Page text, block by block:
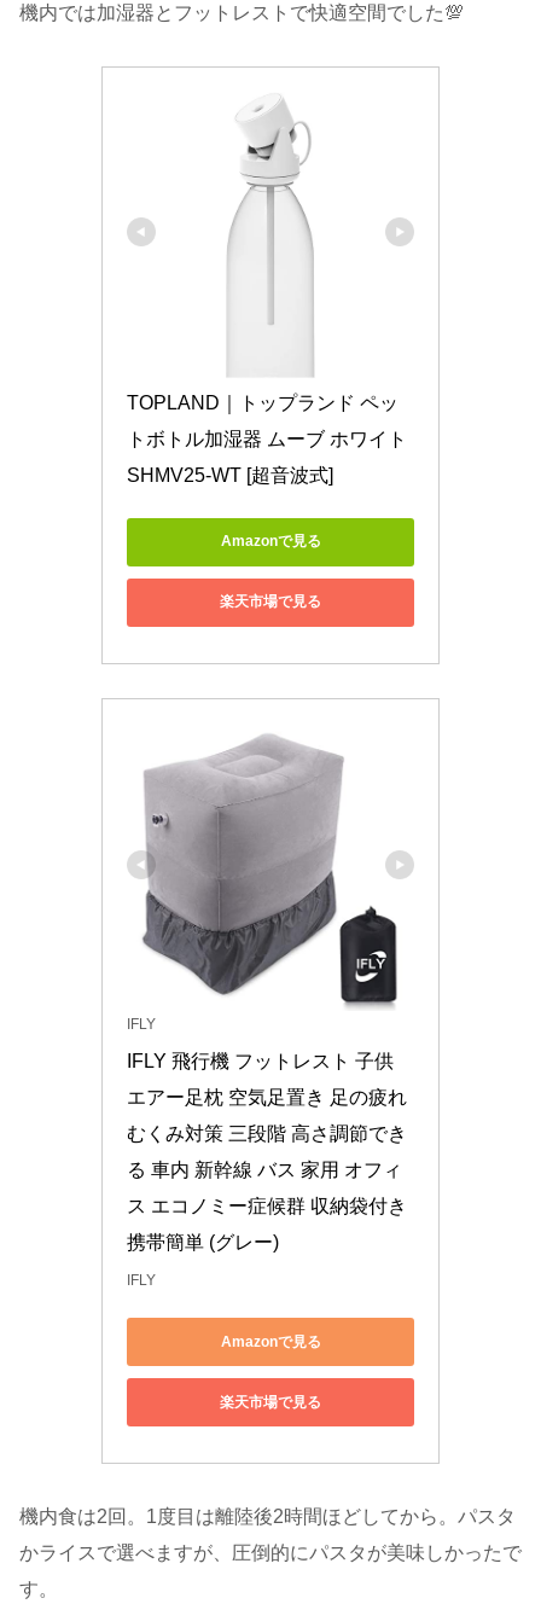
機内では加湿器とフットレストで快適空間でした💯
TOPLAND｜トップランド ペッ
トボトル加湿器 ムーブ ホワイト
SHMV25-WT [超音波式]
Amazonで見る
楽天市場で見る
IFLY
IFLY 飛行機 フットレスト 子供
エアー足枕 空気足置き 足の疲れ
むくみ対策 三段階 高さ調節でき
る 車内 新幹線 バス 家用 オフィ
ス エコノミー症候群 収納袋付き
携帯簡単 (グレー)
IFLY
Amazonで見る
楽天市場で見る
機内食は2回。1度目は離陸後2時間ほどしてから。パスタ
かライスで選べますが、圧倒的にパスタが美味しかったで
す。